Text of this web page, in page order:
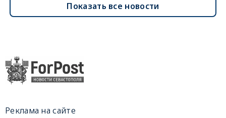
Показать все новости
Реклама на сайте